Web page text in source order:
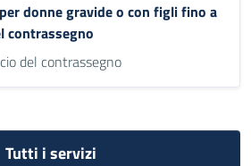
donne gravide o con figli fino a
contrassegno
del contrassegno
Tutti i servizi